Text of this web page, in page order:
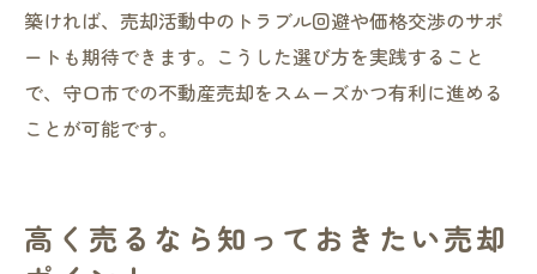
築ければ、売却活動中のトラブル回避や価格交渉のサポ
ートも期待できます。こうした選び方を実践すること
で、守口市での不動産売却をスムーズかつ有利に進める
ことが可能です。
高く売るなら知っておきたい売却